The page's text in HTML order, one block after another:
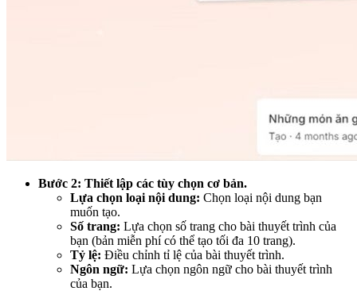
Bước 2: Thiết lập các tùy chọn cơ bản.
Lựa chọn loại nội dung: Chọn loại nội dung bạn
muốn tạo.
Số trang: Lựa chọn số trang cho bài thuyết trình của
bạn (bản miễn phí có thể tạo tối đa 10 trang).
Tỷ lệ: Điều chỉnh tỉ lệ của bài thuyết trình.
Ngôn ngữ: Lựa chọn ngôn ngữ cho bài thuyết trình
của bạn.